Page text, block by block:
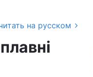
на русском